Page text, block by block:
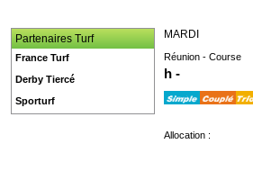
MARDI
Réunion - Course
h -
Allocation :
Partenaires Turf
France Turf
Derby Tiercé
Sporturf